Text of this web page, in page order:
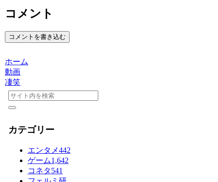
コメント
コメントを書き込む
ホーム
動画
凄笑
カテゴリー
エンタメ442
ゲーム1,642
コネタ541